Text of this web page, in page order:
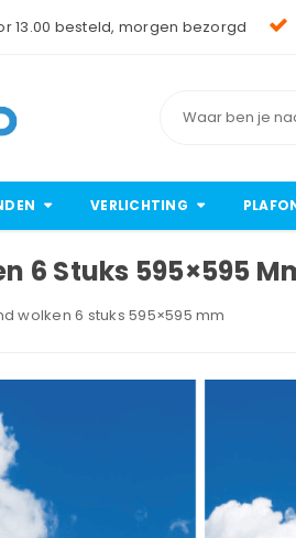
13.00 besteld, morgen bezorgd
VERLICHTING
6 Stuks 595×595
wolken 6 stuks 595×595 mm